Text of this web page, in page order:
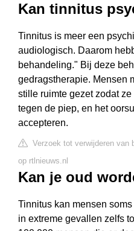
Kan tinnitus
Tinnitus is meer een
audiologisch. Daarom
behandeling." Bij deze
gedragstherapie. Mensen
stille ruimte gezet zodat
tegen de piep, en het
accepteren.
Verzoek tot verwijderen van
op rtlnieuws.nl
Kan je oud
Tinnitus kan mensen
in extreme gevallen zelfs